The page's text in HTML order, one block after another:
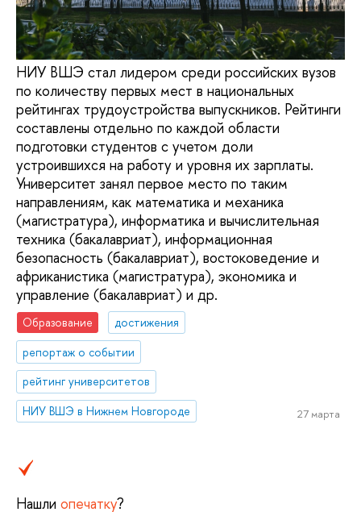
НИУ ВШЭ стал лидером среди российских вузов
по количеству первых мест в национальных
рейтингах трудоустройства выпускников. Рейтинги
составлены отдельно по каждой области
подготовки студентов с учетом доли
устроившихся на работу и уровня их зарплаты.
Университет занял первое место по таким
направлениям, как математика и механика
(магистратура), информатика и вычислительная
техника (бакалавриат), информационная
безопасность (бакалавриат), востоковедение и
африканистика (магистратура), экономика и
управление (бакалавриат) и др.
Образование
достижения
репортаж о событии
рейтинг университетов
НИУ ВШЭ в Нижнем Новгороде
27 марта
Нашли опечатку?